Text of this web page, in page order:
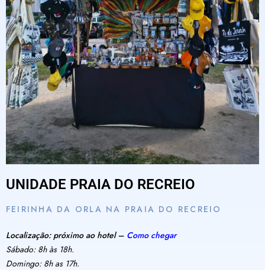
UNIDADE PRAIA DO RECREIO
FEIRINHA DA ORLA NA PRAIA DO RECREIO
Localização: próximo ao hotel – Como chegar
Sábado: 8h às 18h.
Domingo: 8h as 17h.